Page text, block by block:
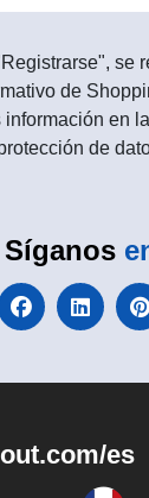
se
de
información en
de
Síganos
es